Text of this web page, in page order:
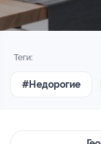
Теги:
#Недорогие